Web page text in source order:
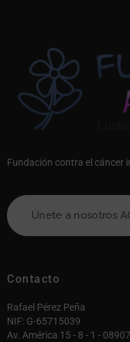
Fundación contra el cáncer
Únete a nosotros
Contacto
Rafael Pérez Peña
NIF: G-65715039
Av. América 15 - 8 - 1 -